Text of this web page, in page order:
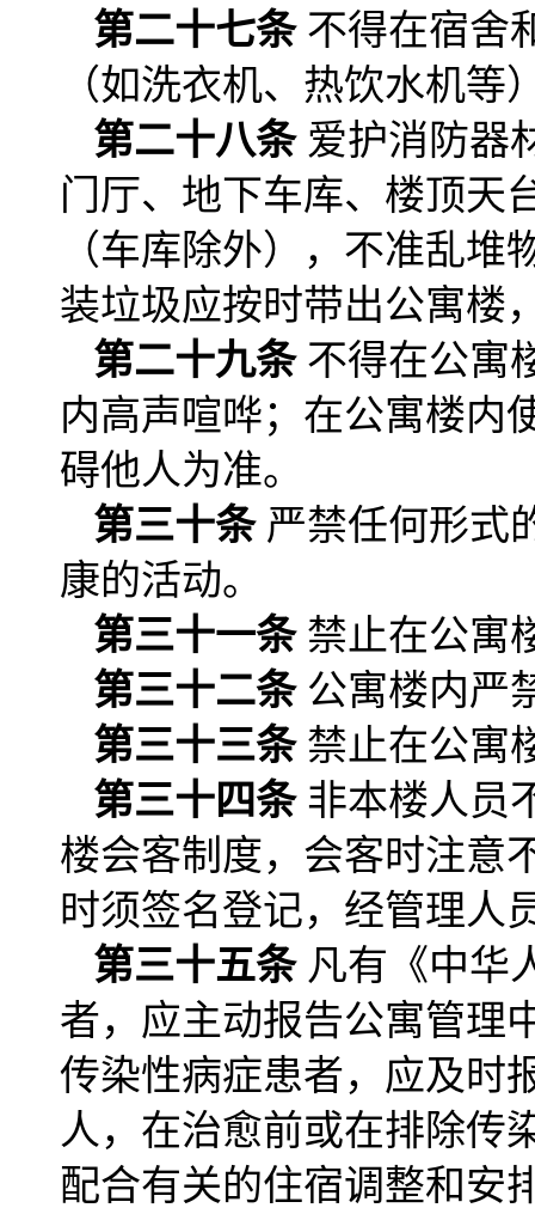
第二十七条 不得在宿舍
（如洗衣机、热饮水机等
第二十八条 爱护消防器
门厅、地下车库、楼顶天
（车库除外），不准乱
装垃圾应按时带出公寓楼
第二十九条 不得在公寓
内高声喧哗；在公寓楼内
碍他人为准。
第三十条 严禁任何形式
康的活动。
第三十一条 禁止在公寓
第三十二条 公寓楼内严
第三十三条 禁止在公寓
第三十四条 非本楼人员
楼会客制度，会客时注意
时须签名登记，经管理人
第三十五条 凡有《中华
者，应主动报告公寓管理
传染性病症患者，应及时
人，在治愈前或在排除传
配合有关的住宿调整和安